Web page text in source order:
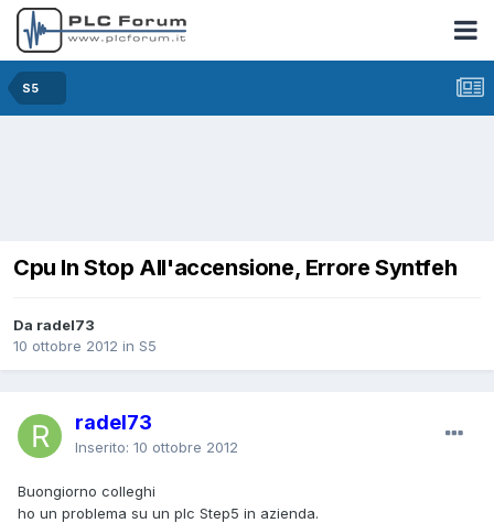
S5
Cpu In Stop All'accensione, Errore Syntfeh
Da radel73
10 ottobre 2012 in S5
radel73
Inserito: 10 ottobre 2012
Buongiorno colleghi
ho un problema su un plc Step5 in azienda.